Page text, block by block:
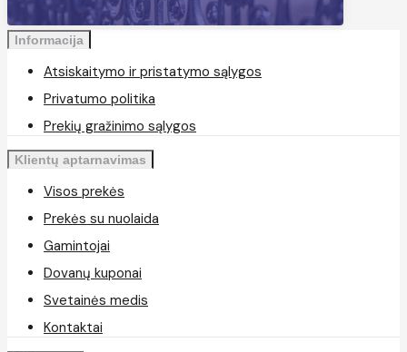
Informacija
Atsiskaitymo ir pristatymo sąlygos
Privatumo politika
Prekių gražinimo sąlygos
Klientų aptarnavimas
Visos prekės
Prekės su nuolaida
Gamintojai
Dovanų kuponai
Svetainės medis
Kontaktai